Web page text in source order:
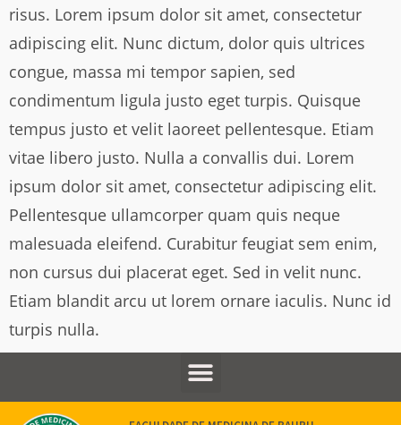
risus. Lorem ipsum dolor sit amet, consectetur
adipiscing elit. Nunc dictum, dolor quis ultrices
congue, massa mi tempor sapien, sed
condimentum ligula justo eget turpis. Quisque
tempus justo et velit laoreet pellentesque. Etiam
vitae libero justo. Nulla a convallis dui. Lorem
ipsum dolor sit amet, consectetur adipiscing elit.
Pellentesque ullamcorper quam quis neque
malesuada eleifend. Curabitur feugiat sem enim,
non cursus dui placerat eget. Sed in velit nunc.
Etiam blandit arcu ut lorem ornare iaculis. Nunc id
turpis nulla.